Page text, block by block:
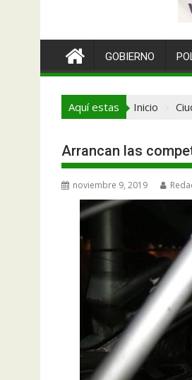
GOBIERNO
Aquí estas Inicio
Arrancan las
noviembre 9, 2019